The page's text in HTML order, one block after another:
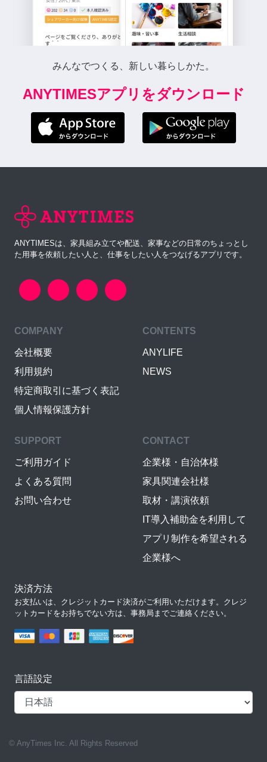
みんなでつくる、新しい暮らしかた。
ANYTIMESアプリをダウンロード
ANYTIMESは、家具組み立てや配送、家事などの日常のちょっとし
た用事を依頼したい人と、仕事をしたい人をつなげるアプリです。
COMPANY
会社概要
利用規約
特定商取引に基づく表記
個人情報保護方針
CONTENTS
ANYLIFE
NEWS
SUPPORT
ご利用ガイド
よくある質問
お問い合わせ
CONTACT
企業様・自治体様
家具関連会社様
取材・講演依頼
IT導入補助金を利用して
アプリ制作を希望される
企業様へ
決済方法
お支払いは、クレジットカード決済がご利用いただけます。クレジ
ットカードをお持ちでない方は、事務局までご連絡ください。
言語設定
© AnyTimes Inc. All Rights Reserved